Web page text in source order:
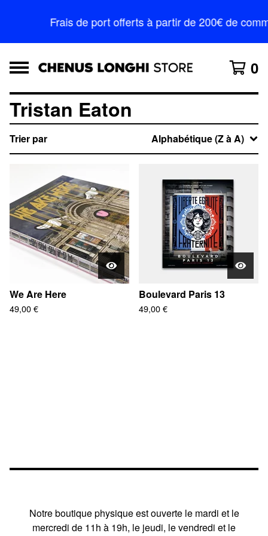
Frais de port offerts à partir de 200€ de
0
Tristan Eaton
Trier par Alphabétique (Z à A)
We Are Here
49,00€
Boulevard Paris 13
49,00€
Notre boutique physique est ouverte le mardi et le
mercredi de 11h à 19h, le jeudi, le vendredi et le